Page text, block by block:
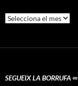
Arxius
SEGUEIX LA BORRUFA ∞